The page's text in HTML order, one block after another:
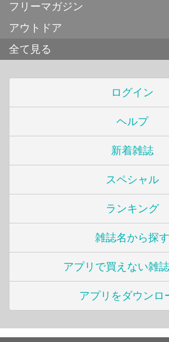
フリーマガジン
アウトドア
全て見る
ログイン
ヘルプ
新着雑誌
スペシャル
ランキング
雑誌名から探す
アプリで買えない雑
アプリをダウンロ